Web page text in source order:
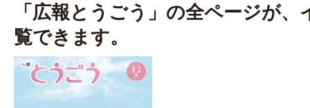
「広報とうごう」の全ページが
覧できます。